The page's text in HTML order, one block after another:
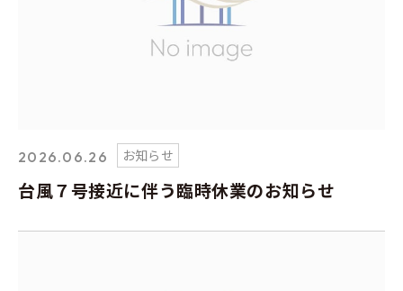
2026.06.26 お知らせ
台風７号接近に伴う臨時休業のお知らせ